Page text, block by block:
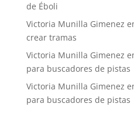
de Éboli
Victoria Munilla Gimenez
crear tramas
Victoria Munilla Gimenez
para buscadores de pistas
Victoria Munilla Gimenez
para buscadores de pistas